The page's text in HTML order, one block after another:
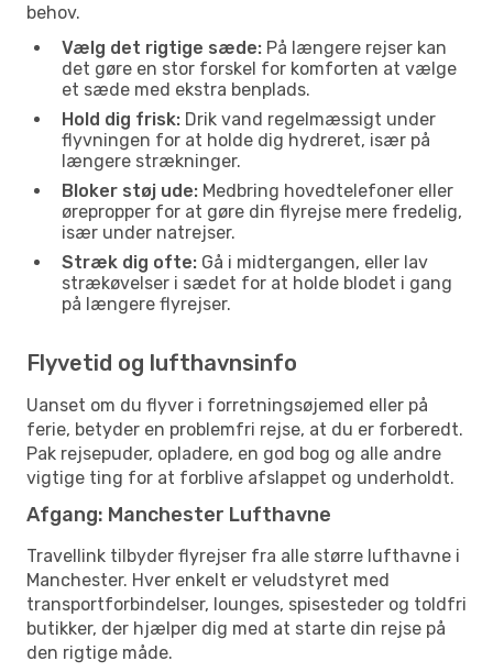
behov.
Vælg det rigtige sæde: På længere rejser kan
det gøre en stor forskel for komforten at vælge
et sæde med ekstra benplads.
Hold dig frisk: Drik vand regelmæssigt under
flyvningen for at holde dig hydreret, især på
længere strækninger.
Bloker støj ude: Medbring hovedtelefoner eller
ørepropper for at gøre din flyrejse mere fredelig,
især under natrejser.
Stræk dig ofte: Gå i midtergangen, eller lav
strækøvelser i sædet for at holde blodet i gang
på længere flyrejser.
Flyvetid og lufthavnsinfo
Uanset om du flyver i forretningsøjemed eller på
ferie, betyder en problemfri rejse, at du er forberedt.
Pak rejsepuder, opladere, en god bog og alle andre
vigtige ting for at forblive afslappet og underholdt.
Afgang: Manchester Lufthavne
Travellink tilbyder flyrejser fra alle større lufthavne i
Manchester. Hver enkelt er veludstyret med
transportforbindelser, lounges, spisesteder og toldfri
butikker, der hjælper dig med at starte din rejse på
den rigtige måde.